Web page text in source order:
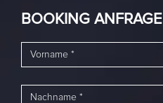
BOOKING ANFRAGE